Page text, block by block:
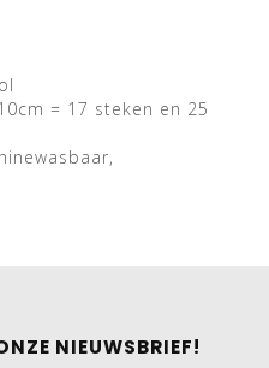
= 17 steken en 25
NIEUWSBRIEF!